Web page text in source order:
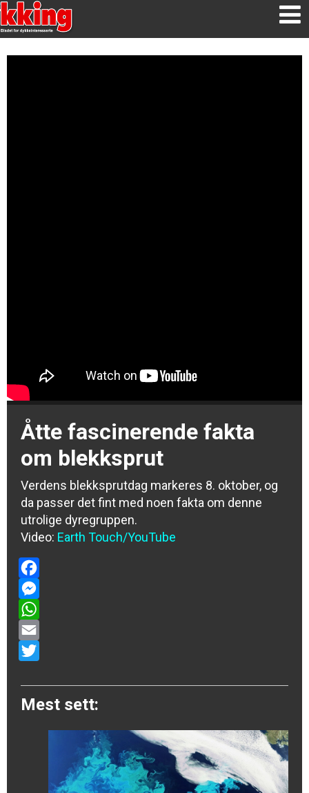
Åtte fascinerende fakta
om blekksprut
Verdens blekksprutdag markeres 8. oktober, og
da passer det fint med noen fakta om denne
utrolige dyregruppen.
Video: Earth Touch/YouTube
Facebook
Messenger
WhatsApp
Email
Mest sett: